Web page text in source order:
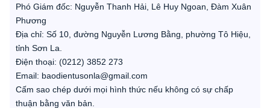
Phó Giám đốc: Nguyễn Thanh Hải, Lê Huy Ngoan, Đàm Xuân
Phương
Địa chỉ: Số 10, đường Nguyễn Lương Bằng, phường Tô Hiệu,
tỉnh Sơn La.
Điện thoại: (0212) 3852 273
Email: baodientusonla@gmail.com
Cấm sao chép dưới mọi hình thức nếu không có sự chấp
thuận bằng văn bản.